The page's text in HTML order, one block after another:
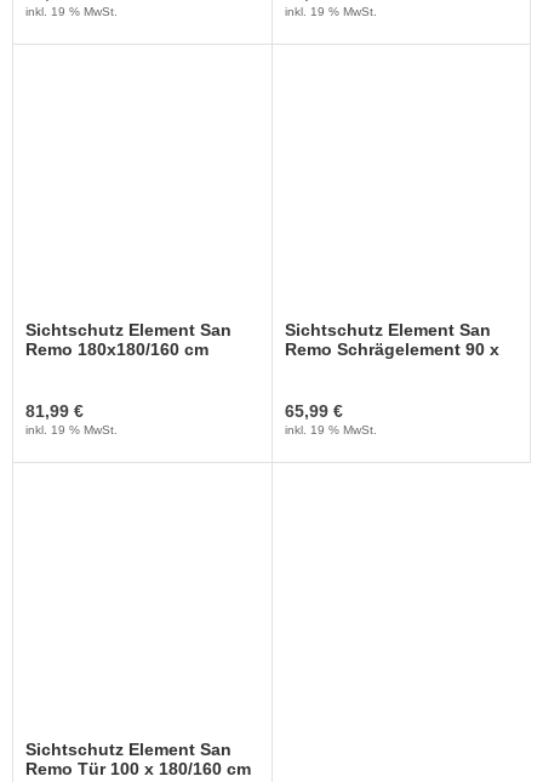
inkl. 19 % MwSt. inkl. 19 % MwSt.
Sichtschutz Element San
Remo 180x180/160 cm
81,99 €
inkl. 19 % MwSt.
Sichtschutz Element San
Remo Schrägelement 90 x
65,99 €
inkl. 19 % MwSt.
Sichtschutz Element San
Remo Tür 100 x 180/160 cm